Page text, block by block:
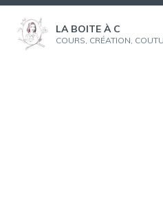
Aller
contenu
LA BOITE À C
COURS, CRÉATION,